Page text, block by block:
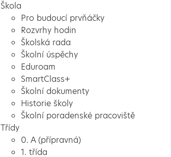
Škola
Pro budoucí prvňáčky
Rozvrhy hodin
Školská rada
Školní úspěchy
Eduroam
SmartClass+
Školní dokumenty
Historie školy
Školní poradenské pracoviště
Třídy
0. A (přípravná)
1. třída